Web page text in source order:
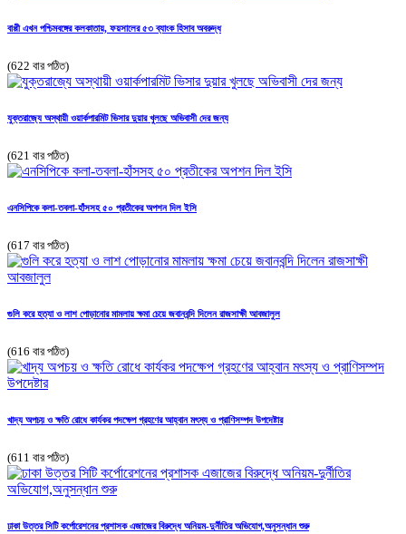
বাপ্পী এখন পশ্চিমবঙ্গের কলকাতায়, ফয়সালের ৫৩ ব্যাংক হিসাব অবরুদ্ধ
(622 বার পঠিত)
যুক্তরাজ্যে অস্থায়ী ওয়ার্কপারমিট ভিসার দুয়ার খুলছে অভিবাসী দের জন্য
(621 বার পঠিত)
এনসিপিকে কলা-তবলা-হাঁসসহ ৫০ প্রতীকের অপশন দিল ইসি
(617 বার পঠিত)
গুলি করে হত্যা ও লাশ পোড়ানোর মামলায় ক্ষমা চেয়ে জবানবন্দি দিলেন রাজসাক্ষী আবজালুল
(616 বার পঠিত)
খাদ্য অপচয় ও ক্ষতি রোধে কার্যকর পদক্ষেপ গ্রহণের আহ্বান মৎস্য ও প্রাণিসম্পদ উপদেষ্টার
(611 বার পঠিত)
ঢাকা উত্তর সিটি কর্পোরেশনের প্রশাসক এজাজের বিরুদ্ধে অনিয়ম-দুর্নীতির অভিযোগ,অনুসন্ধান শুরু